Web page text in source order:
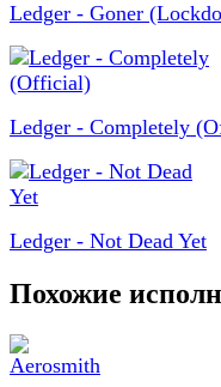
Ledger - Goner
Ledger - Completely
Ledger - Not Dead Yet
Похожие